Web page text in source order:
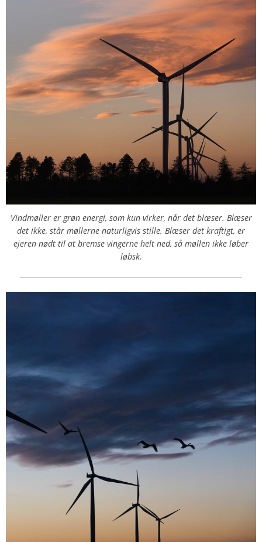
Vindmøller er grøn energi, som kun virker, når det blæser. Blæser
det ikke, står møllerne naturligvis stille. Blæser det kraftigt, er
ejeren nødt til at bremse vingerne helt ned, så møllen ikke løber
løbsk.